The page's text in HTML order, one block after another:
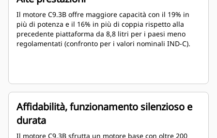
Il motore C9.3B offre maggiore capacità con il 19% in
più di potenza e il 16% in più di coppia rispetto alla
precedente piattaforma da 8,8 litri per i paesi meno
regolamentati (confronto per i valori nominali IND-C).
Affidabilità, funzionamento silenzioso e
durata
Il motore C9.3B sfrutta un motore base con oltre 200